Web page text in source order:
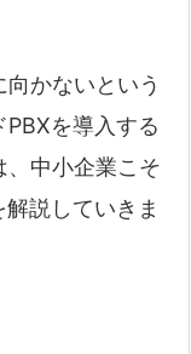
かないという
を導入する
、中小企業こそ
説していきま